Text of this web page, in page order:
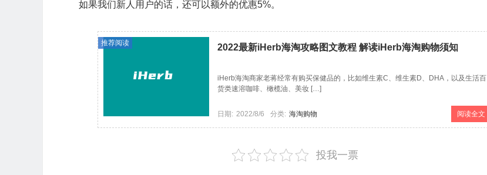
如果我们新人用户的话，还可以额外的优惠5%。
推荐阅读 2022最新iHerb海淘攻略图文教程 解读iHerb海淘购物须知
iHerb海淘商家老蒋经常有购买保健品的，比如维生素C、维生素D、DHA，以及生活百
货类速溶咖啡、橄榄油、美妆 […]
日期: 2022/8/6 分类: 海淘购物 阅读全文
投我一票